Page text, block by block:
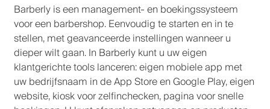
Barberly is een management- en boekingssysteem
voor een barbershop. Eenvoudig te starten en in te
stellen, met geavanceerde instellingen wanneer u
dieper wilt gaan. In Barberly kunt u uw eigen
klantgerichte tools lanceren: eigen mobiele app met
uw bedrijfsnaam in de App Store en Google Play, eigen
website, kiosk voor zelfinchecken, pagina voor snelle